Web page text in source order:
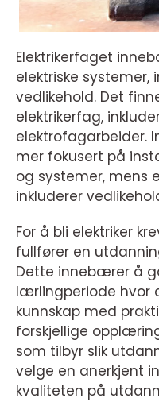
Elektrikerfaget
elektriske systemer,
vedlikehold. Det
elektrikerfag,
elektrofagarbeider.
mer fokusert på
og systemer, mens
inkluderer
For å bli elektriker
fullfører en
Dette innebærer å
lærlingperiode hvor
kunnskap med
forskjellige
som tilbyr slik
velge en anerkjent
kvaliteten på